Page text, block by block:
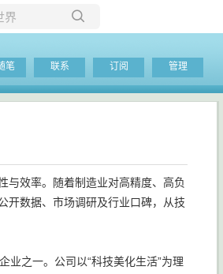
当前博客
笔 联系 订阅 管理
与效率。随着制造业对高精度、高负
开数据、市场调研及行业口碑，从技
业之一。公司以“科技美化生活”为理